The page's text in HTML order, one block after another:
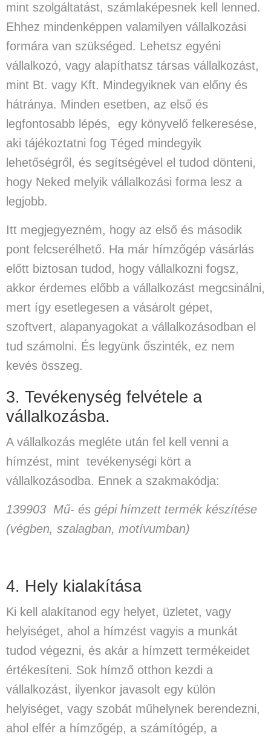
mint szolgáltatást, számlaképesnek kell lenned.
Ehhez mindenképpen valamilyen vállalkozási
formára van szükséged. Lehetsz egyéni
vállalkozó, vagy alapíthatsz társas vállalkozást,
mint Bt. vagy Kft. Mindegyiknek van előny és
hátránya. Minden esetben, az első és
legfontosabb lépés, egy könyvelő felkeresése,
aki tájékoztatni fog Téged mindegyik
lehetőségről, és segítségével el tudod dönteni,
hogy Neked melyik vállalkozási forma lesz a
legjobb.
Itt megjegyezném, hogy az első és második
pont felcserélhető. Ha már hímzőgép vásárlás
előtt biztosan tudod, hogy vállalkozni fogsz,
akkor érdemes előbb a vállalkozást megcsinálni,
mert így esetlegesen a vásárolt gépet,
szoftvert, alapanyagokat a vállalkozásodban el
tud számolni. És legyünk őszinték, ez nem
kevés összeg.
3. Tevékenység felvétele a
vállalkozásba.
A vállalkozás megléte után fel kell venni a
hímzést, mint tevékenységi kört a
vállalkozásodba. Ennek a szakmakódja:
139903 Mű- és gépi hímzett termék készítése
(végben, szalagban, motívumban)
4. Hely kialakítása
Ki kell alakítanod egy helyet, üzletet, vagy
helyiséget, ahol a hímzést vagyis a munkát
tudod végezni, és akár a hímzett termékeidet
értékesíteni. Sok hímző otthon kezdi a
vállalkozást, ilyenkor javasolt egy külön
helyiséget, vagy szobát műhelynek berendezni,
ahol elfér a hímzőgép, a számítógép, a